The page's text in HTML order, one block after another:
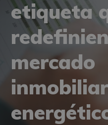
etiqueta
mercado